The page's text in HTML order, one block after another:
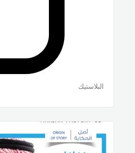
البلاستيك